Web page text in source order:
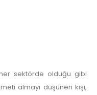
sektörde olduğu gibi
almayı düşünen kişi,